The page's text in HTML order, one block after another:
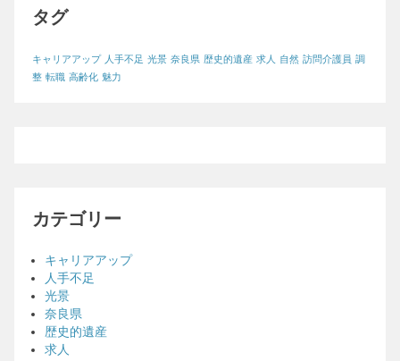
タグ
キャリアアップ 人手不足 光景 奈良県 歴史的遺産 求人 自然 訪問介護員 調
整 転職 高齢化 魅力
カテゴリー
キャリアアップ
人手不足
光景
奈良県
歴史的遺産
求人